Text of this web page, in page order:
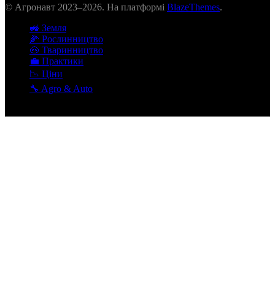
© Агронавт 2023–2026. На платформі BlazeThemes.
🚜 Земля
🌽 Рослинництво
🐽 Тваринництво
💼 Практики
📉 Ціни
🔧 Agro & Auto